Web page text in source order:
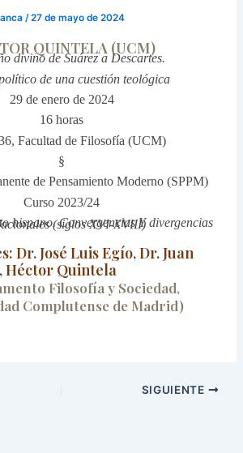
/27 de mayo de 2024
QUINTELA (UCM)
divino de Suárez a Descartes.
de una cuestión teológica
29 de enero de 2024
16 horas
Facultad de Filosofía (UCM)
§
de Pensamiento Moderno (SPPM)
Curso 2023/24
hispano. Convergencias Y divergencias fundacionales (siglos XVI-XVIII)
Dr. José Luis Egío, Dr. Juan
Héctor Quintela
Filosofía y Sociedad,
Complutense de Madrid)
SIGUIENTE